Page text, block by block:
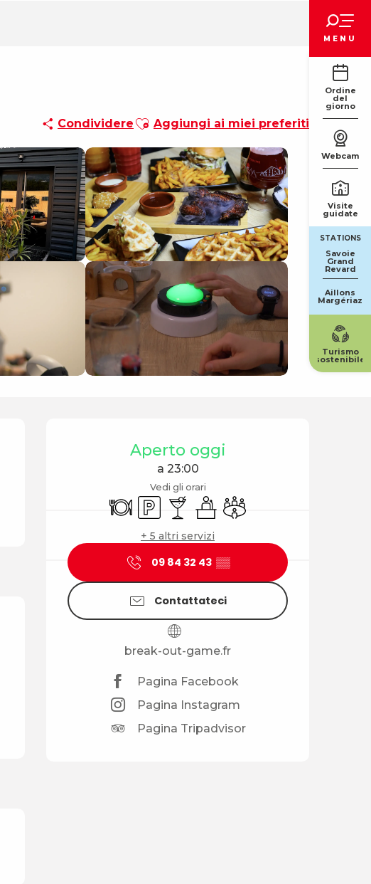
MENU
Ordine
del
giorno
Webcam
Visite
guidate
STATIONS
Savoie
Grand
Revard
Aillons
Margériaz
Turismo
sostenibile
Condividere Ajouter aux favoris
Aggiungi ai miei preferiti
Orari e contatti
Aperto oggi
a 23:00
Vedi gli orari
RistoranteParcheggioBar / Bar di ristoro
SeminariSala riunioni
+ 5 altri servizi
09 84 32 43 ▒▒
Contattateci
break-out-game.fr
Pagina Facebook
Pagina Instagram
Pagina Tripadvisor